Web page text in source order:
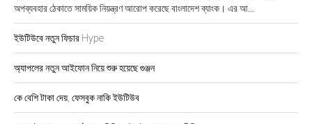
অপব্যবহার ঠেকাতে সাময়িক নিয়ন্ত্রণ আরোপ করেছে বাংলাদেশ ব্যাংক। এর আ...
ইউটিউবে নতুন ফিচার Hype
অ্যাপলের নতুন আইফোন নিয়ে শুরু হয়েছে গুঞ্জন
কে বেশি টাকা দেয়, ফেসবুক নাকি ইউটিউব